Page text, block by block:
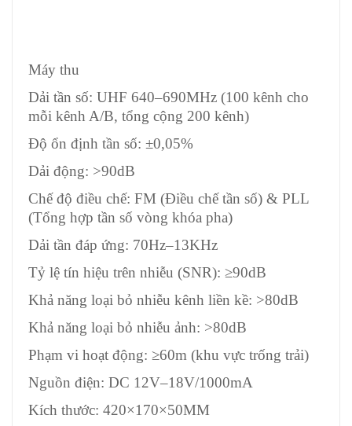
Máy thu
Dải tần số: UHF 640–690MHz (100 kênh cho
mỗi kênh A/B, tổng cộng 200 kênh)
Độ ổn định tần số: ±0,05%
Dải động: >90dB
Chế độ điều chế: FM (Điều chế tần số) & PLL
(Tổng hợp tần số vòng khóa pha)
Dải tần đáp ứng: 70Hz–13KHz
Tỷ lệ tín hiệu trên nhiễu (SNR): ≥90dB
Khả năng loại bỏ nhiễu kênh liền kề: >80dB
Khả năng loại bỏ nhiễu ảnh: >80dB
Phạm vi hoạt động: ≥60m (khu vực trống trải)
Nguồn điện: DC 12V–18V/1000mA
Kích thước: 420×170×50MM